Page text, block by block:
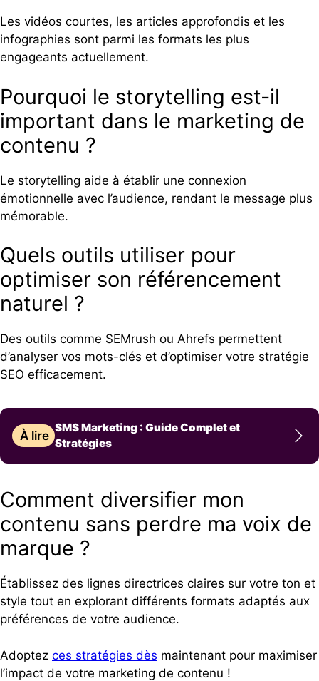
Les vidéos courtes, les articles approfondis et les
infographies sont parmi les formats les plus
engageants actuellement.
Pourquoi le storytelling est-il
important dans le marketing de
contenu ?
Le storytelling aide à établir une connexion
émotionnelle avec l’audience, rendant le message plus
mémorable.
Quels outils utiliser pour
optimiser son référencement
naturel ?
Des outils comme SEMrush ou Ahrefs permettent
d’analyser vos mots-clés et d’optimiser votre stratégie
SEO efficacement.
À lire
SMS Marketing : Guide Complet et
Stratégies
Comment diversifier mon
contenu sans perdre ma voix de
marque ?
Établissez des lignes directrices claires sur votre ton et
style tout en explorant différents formats adaptés aux
préférences de votre audience.
Adoptez ces stratégies dès maintenant pour maximiser
l’impact de votre marketing de contenu !